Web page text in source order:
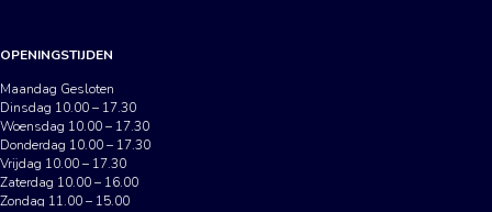
OPENINGSTIJDEN
Maandag Gesloten
Dinsdag 10.00 – 17.30
Woensdag 10.00 – 17.30
Donderdag 10.00 – 17.30
Vrijdag 10.00 – 17.30
Zaterdag 10.00 – 16.00
Zondag 11.00 – 15.00